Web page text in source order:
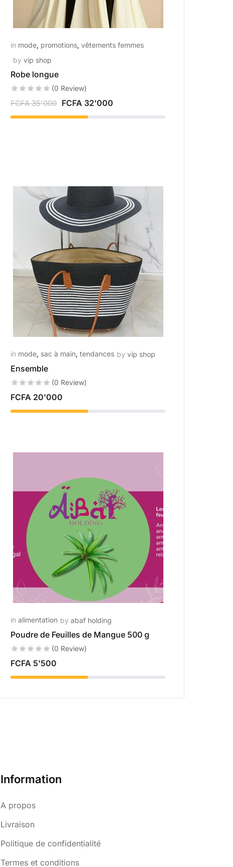
in mode, promotions,vêtements femmes
by vip shop
Robe longue
(0 Review)
FCFA35'000 FCFA 32'000
in mode, sac à main,tendances by vip shop
Ensemble
(0 Review)
FCFA 20'000
in alimentation by abaf holding
Poudre de Feuilles de Mangue 500 g
(0 Review)
FCFA 5'500
Information
A propos
Livraison
Politique de confidentialité
Termes et conditions